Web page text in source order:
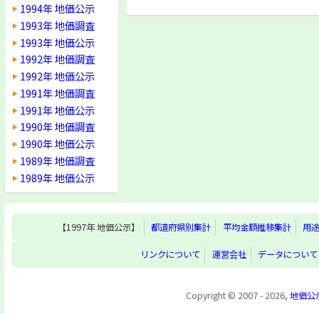
1994年 地価公示
1993年 地価調査
1993年 地価公示
1992年 地価調査
1992年 地価公示
1991年 地価調査
1991年 地価公示
1990年 地価調査
1990年 地価公示
1989年 地価調査
1989年 地価公示
【1997年 地価公示】 都道府県別集計 平均金額推移集計 用
リンクについて 運営会社 データについて
Copyright © 2007 - 2026, 地価公